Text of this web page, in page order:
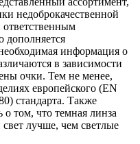
недоброкачественной
ответственным
дополняется
информация о
в зависимости
очки. Тем не менее,
европейского (EN
стандарта. Также
том, что темная линза
лучше, чем светлые